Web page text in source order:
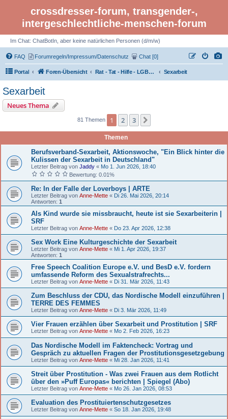
crossdresser-forum, transgender-,
intergeschlechtliche-menschen-forum
Im Chat: ChatBotIn, aber keine natürlichen Personen (d/m/w)
FAQ Forumregeln/Impressum/Datenschutz Chat [0]
Portal Foren-Übersicht Rat - Tat - Hilfe - LGBTI Rights - Infos Sexarbeit
Sexarbeit
Neues Thema
81 Themen 1 2 3
Themen
Berufsverband-Sexarbeit, Aktionswoche, "Ein Blick hinter die
Kulissen der Sexarbeit in Deutschland"
Letzter Beitrag von Jaddy « Mo 1. Jun 2026, 18:40
Bewertung: 0.01%
Re: In der Falle der Loverboys | ARTE
Letzter Beitrag von Anne-Mette « Di 26. Mai 2026, 20:14
Antworten: 1
Als Kind wurde sie missbraucht, heute ist sie Sexarbeiterin |
SRF
Letzter Beitrag von Anne-Mette « Do 23. Apr 2026, 12:38
Sex Work Eine Kulturgeschichte der Sexarbeit
Letzter Beitrag von Anne-Mette « Mi 1. Apr 2026, 19:37
Antworten: 1
Free Speech Coalition Europe e.V. und BesD e.V. fordern
umfassende Reform des Sexualstrafrechts...
Letzter Beitrag von Anne-Mette « Di 31. Mär 2026, 11:43
Zum Beschluss der CDU, das Nordische Modell einzuführen |
TERRE DES FEMMES
Letzter Beitrag von Anne-Mette « Di 3. Mär 2026, 11:49
Vier Frauen erzählen über Sexarbeit und Prostitution | SRF
Letzter Beitrag von Anne-Mette « Mo 2. Feb 2026, 16:23
Das Nordische Modell im Faktencheck: Vortrag und
Gespräch zu aktuellen Fragen der Prostitutionsgesetzgebung
Letzter Beitrag von Anne-Mette « Mi 28. Jan 2026, 11:41
Streit über Prostitution - Was zwei Frauen aus dem Rotlicht
über den »Puff Europas« berichten | Spiegel (Abo)
Letzter Beitrag von Anne-Mette « Mo 26. Jan 2026, 08:53
Evaluation des Prostituiertenschutzgesetzes
Letzter Beitrag von Anne-Mette « So 18. Jan 2026, 19:48